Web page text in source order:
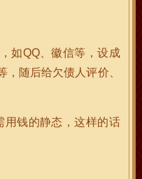
如QQ、徽信等，设成
随后给欠债人评价、
用钱的静态，这样的话